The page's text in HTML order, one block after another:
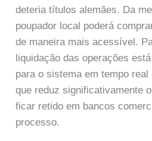
deteria títulos alemães. Da
poupador local poderá
de maneira mais acessível.
liquidação das operações
para o sistema em tempo
que reduz significativamente
ficar retido em bancos
processo.